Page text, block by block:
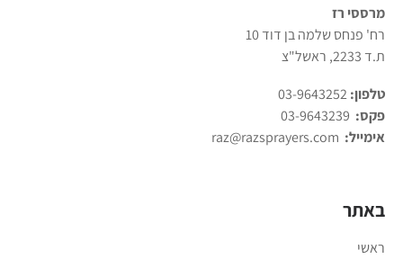
מרססי רז
רח' פנחס שלמה בן דוד 10
ת.ד 2233, ראשל"צ
טלפון:03-9643252
פקס:
אימייל: raz@razsprayers.com
באתר
ראשי